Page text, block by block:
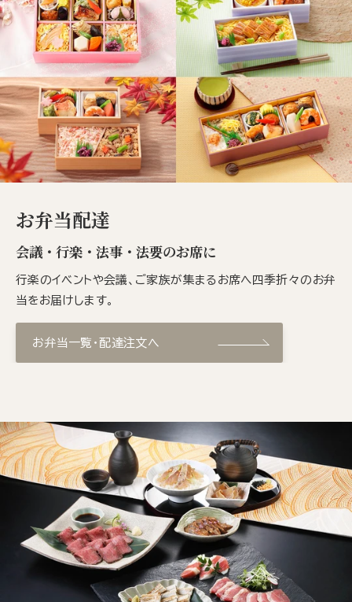
お弁当配達
会議・行楽・法事・法要のお席に
行楽のイベントや会議、ご家族が集まるお席へ四季折々のお弁
当をお届けします。
お弁当一覧・配達注文へ